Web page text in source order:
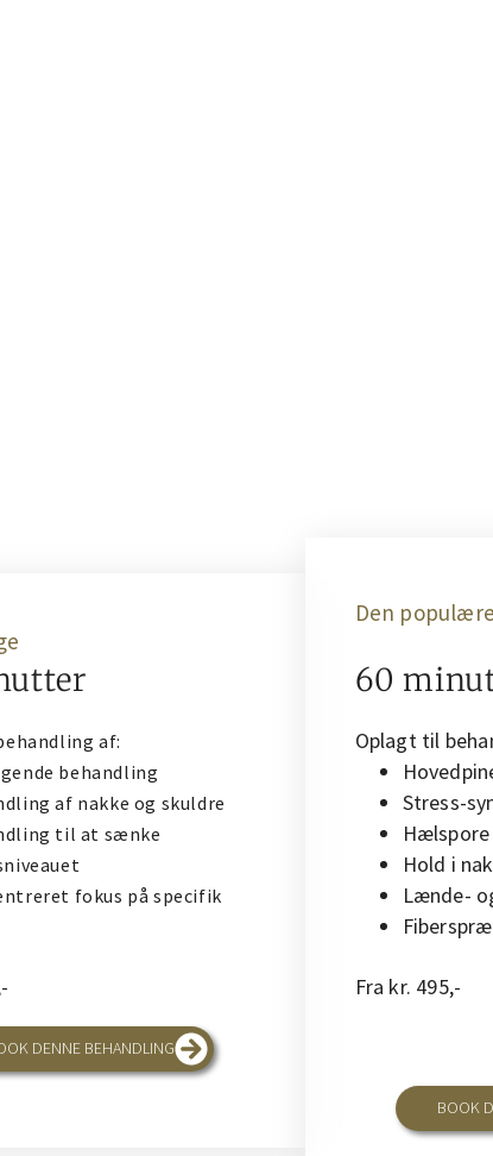
af:
behandling
af nakke og skuldre
til at sænke
fokus på specifik
DENNE BEHANDLING
Den populære
60
Oplagt til
Stress-
Hælspore
Hold i
Lænde-
Fra kr. 495,-
BOOK